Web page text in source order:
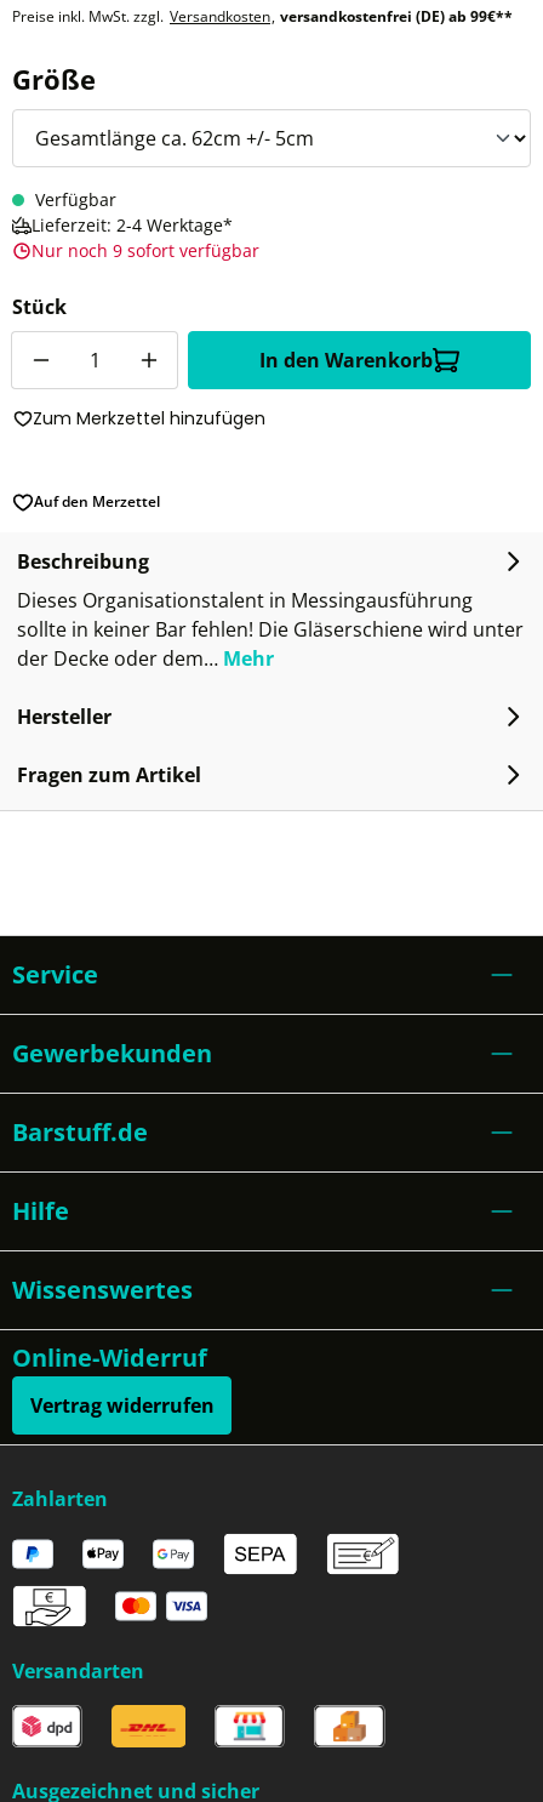
Preise inkl. MwSt. zzgl. Versandkosten, versandkostenfrei (DE) ab 99€**
Größe
Verfügbar
Lieferzeit: 2-4 Werktage*
Nur noch 9 sofort verfügbar
Stück
In den Warenkorb
Zum Merkzettel hinzufügen
Auf den Merzettel
Beschreibung
Dieses Organisationstalent in Messingausführung
sollte in keiner Bar fehlen! Die Gläserschiene wird unter
der Decke oder dem… Mehr
Hersteller
Fragen zum Artikel
Service
Gewerbekunden
Barstuff.de
Hilfe
Wissenswertes
Online-Widerruf
Vertrag widerrufen
Zahlarten
Versandarten
Ausgezeichnet und sicher